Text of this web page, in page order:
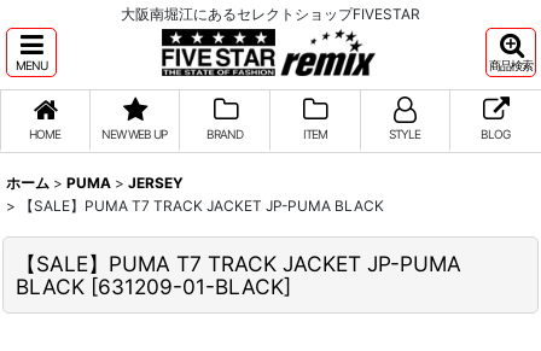
大阪南堀江にあるセレクトショップFIVESTAR
MENU 商品検索
HOME NEW WEB UP BRAND ITEM STYLE BLOG
ホーム > PUMA > JERSEY
>
【SALE】PUMA T7 TRACK JACKET JP-PUMA BLACK
【SALE】PUMA T7 TRACK JACKET JP-PUMA
BLACK [631209-01-BLACK]